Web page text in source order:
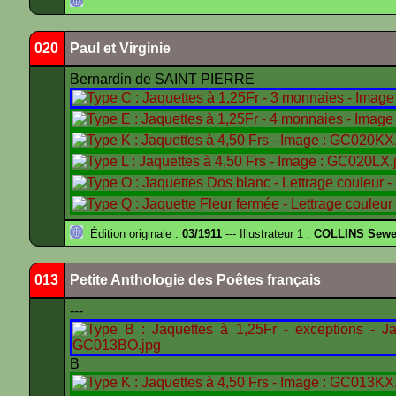
020 Paul et Virginie
Bernardin de SAINT PIERRE
Édition originale : 03/1911 --- Illustrateur 1 : COLLINS
013 Petite Anthologie des Poêtes français
---
B